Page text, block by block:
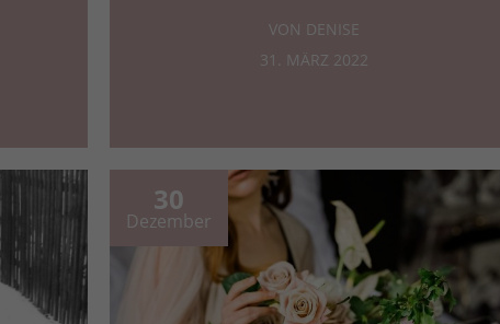
VON DENISE
31. MÄRZ 2022
30
Dezember